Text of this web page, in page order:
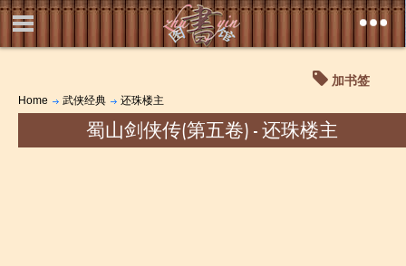
加书签
Home 武侠经典 还珠楼主
蜀山剑侠传(第五卷) - 还珠楼主